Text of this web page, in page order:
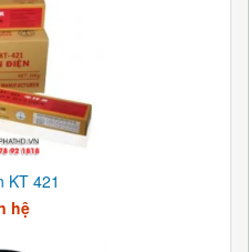
KT 421
hệ